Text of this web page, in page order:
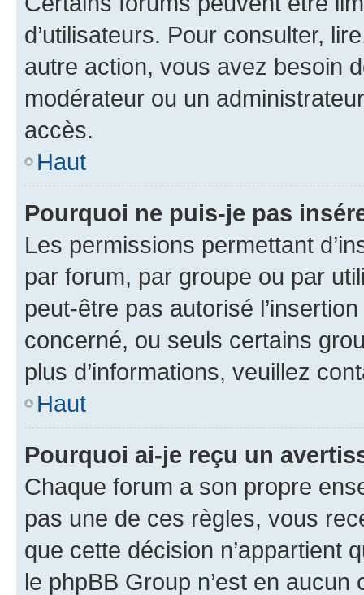
d’utilisateurs. Pour consulter,
autre action, vous avez besoin
modérateur ou un
accès.
Haut
Pourquoi ne puis-je pas
Les permissions permettant
par forum, par groupe ou par
peut-être pas autorisé
concerné, ou seuls certains
plus d’informations, veuillez
Haut
Pourquoi ai-je reçu un
Chaque forum a son propre
pas une de ces règles, vous
que cette décision n’appartient
le phpBB Group n’est en